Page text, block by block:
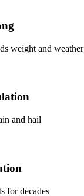
weight and weather
and hail
for decades